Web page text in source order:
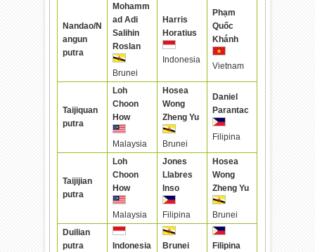
Nandao/N
angun
putra
Mohamm
ad Adi
Salihin
Roslan
Brunei
Harris
Horatius
Indonesia
Phạm
Quốc
Khánh
Vietnam
Taijiquan
putra
Loh
Choon
How
Malaysia
Hosea
Wong
Zheng Yu
Brunei
Daniel
Parantac
Filipina
Taijijian
putra
Loh
Choon
How
Malaysia
Jones
Llabres
Inso
Filipina
Hosea
Wong
Zheng Yu
Brunei
Duilian
putra
Indonesia Brunei Filipina